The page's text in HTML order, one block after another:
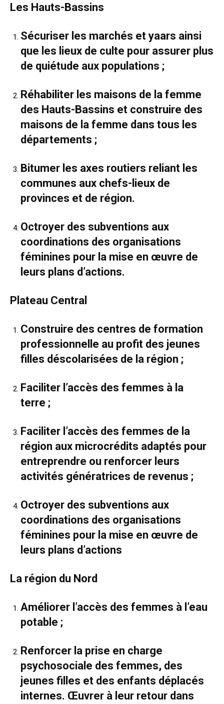
Les Hauts-Bassins
Sécuriser les marchés et yaars ainsi
que les lieux de culte pour assurer plus
de quiétude aux populations ;
Réhabiliter les maisons de la femme
des Hauts-Bassins et construire des
maisons de la femme dans tous les
départements ;
Bitumer les axes routiers reliant les
communes aux chefs-lieux de
provinces et de région.
Octroyer des subventions aux
coordinations des organisations
féminines pour la mise en œuvre de
leurs plans d’actions.
Plateau Central
Construire des centres de formation
professionnelle au profit des jeunes
filles déscolarisées de la région ;
Faciliter l’accès des femmes à la
terre ;
Faciliter l’accès des femmes de la
région aux microcrédits adaptés pour
entreprendre ou renforcer leurs
activités génératrices de revenus ;
Octroyer des subventions aux
coordinations des organisations
féminines pour la mise en œuvre de
leurs plans d’actions
La région du Nord
Améliorer l’accès des femmes à l’eau
potable ;
Renforcer la prise en charge
psychosociale des femmes, des
jeunes filles et des enfants déplacés
internes. Œuvrer à leur retour dans